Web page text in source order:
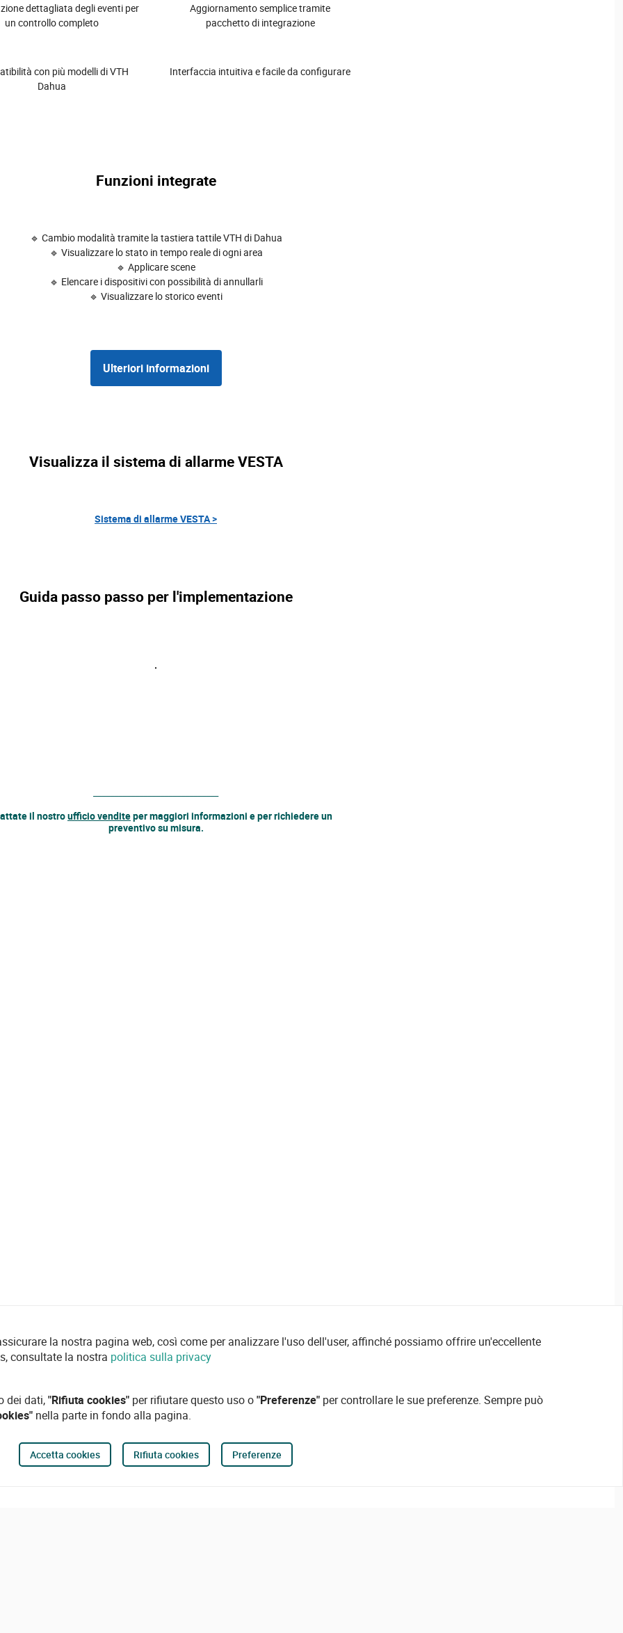
dettagliata degli eventi per
un controllo completo
Aggiornamento semplice tramite
pacchetto di integrazione
con più modelli di VTH
Dahua
Interfaccia intuitiva e facile da configurare
Funzioni integrate
🔹 Cambio modalità tramite la tastiera tattile VTH di Dahua
🔹 Visualizzare lo stato in tempo reale di ogni area
🔹 Applicare scene
🔹 Elencare i dispositivi con possibilità di annullarli
🔹 Visualizzare lo storico eventi
Ulteriori informazioni
Visualizza il sistema di allarme VESTA
Sistema di allarme VESTA >
Guida passo passo per l'implementazione
il nostroufficio venditeper maggiori informazioni e per richiedere un
preventivo su misura.
la nostra pagina web, così come per analizzare l'uso dell'user, affinché possiamo offrire un'eccellente
consultate la nostra politica sulla privacy
dei dati,"Rifiuta cookies" per rifiutare questo uso o"Preferenze" per controllare le sue preferenze. Sempre può
nella parte in fondo alla pagina.
Accetta cookies Rifiuta cookies Preferenze